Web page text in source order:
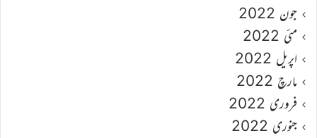
جون 2022
مئی 2022
اپریل 2022
مارچ 2022
فروری 2022
جنوری 2022